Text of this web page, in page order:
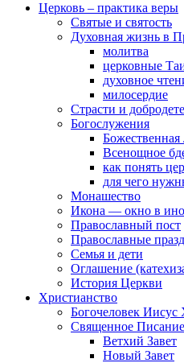
Церковь – практика веры
Святые и святость
Духовная жизнь в
молитва
церковные
духовное
милосердие
Страсти и
Богослужения
Всенощное
как понять
для чего
Монашество
Икона — окно в
Православный пост
Православные
Семья и дети
Оглашение
История Церкви
Христианство
Богочеловек Иисус
Священное
Ветхий Завет
Новый Завет